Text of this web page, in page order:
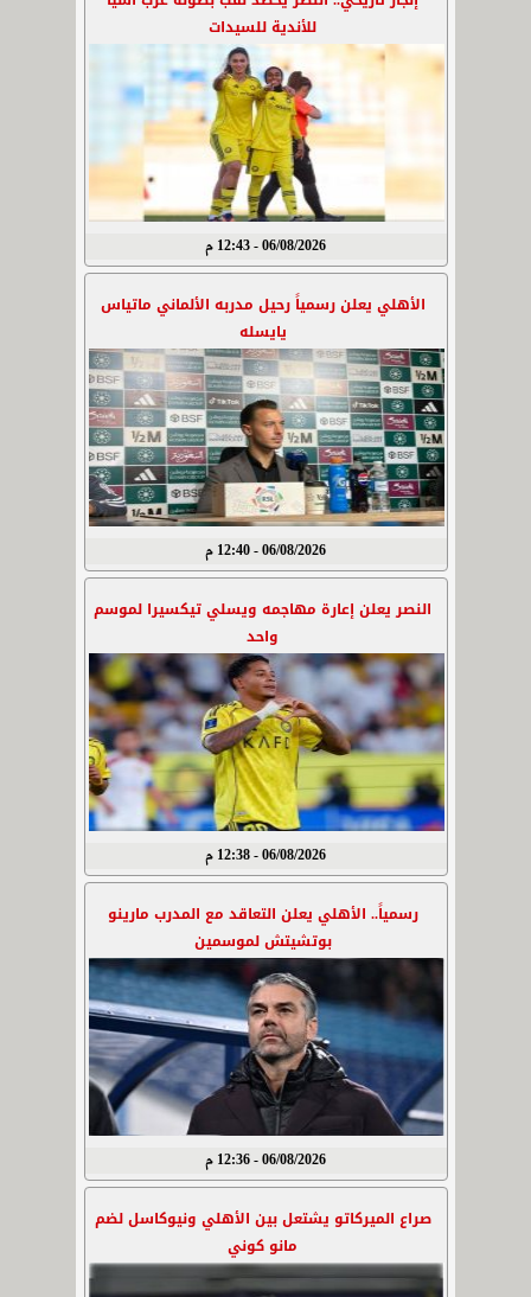
للأندية للسيدات
06/08/2026 - 12:43 م
الأهلي يعلن رسمياً رحيل مدربه الألماني ماتياس
يايسله
06/08/2026 - 12:40 م
النصر يعلن إعارة مهاجمه ويسلي تيكسيرا لموسم
واحد
06/08/2026 - 12:38 م
رسمياً.. الأهلي يعلن التعاقد مع المدرب مارينو
بوتشيتش لموسمين
06/08/2026 - 12:36 م
صراع الميركاتو يشتعل بين الأهلي ونيوكاسل لضم
مانو كوني